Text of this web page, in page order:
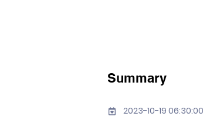
Summary
2023-10-19